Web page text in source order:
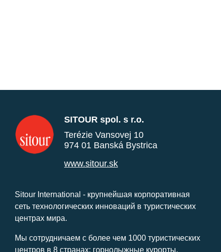
SITOUR spol. s r.o.
Terézie Vansovej 10
974 01 Banská Bystrica
www.sitour.sk
Sitour International - крупнейшая корпоративная
сеть технологических инноваций в туристических
центрах мира.
Мы сотрудничаем с более чем 1000 туристических
центров в 8 странах: горнолыжные курорты,